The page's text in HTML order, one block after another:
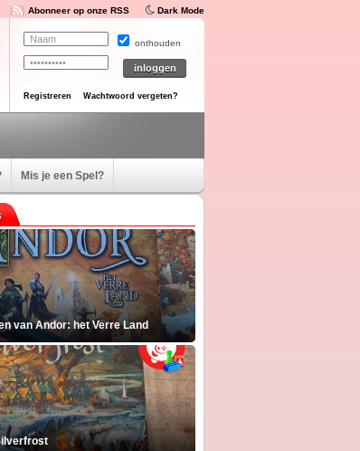
Abonneer op onze RSS Dark Mode
onthouden
Registreren Wachtwoord vergeten?
Mis je een Spel?
van Andor: het Verre Land